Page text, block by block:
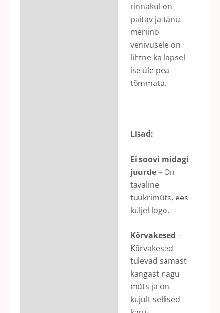
rinnakul on
paitav ja tänu
meriino
venivusele on
lihtne ka lapsel
ise üle pea
tõmmata.
Lisad:
Ei soovi midagi
juurde – On
tavaline
tuukrimüts, ees
küljel logo.
Kõrvakesed –
Kõrvakesed
tulevad samast
kangast nagu
müts ja on
kujult sellised